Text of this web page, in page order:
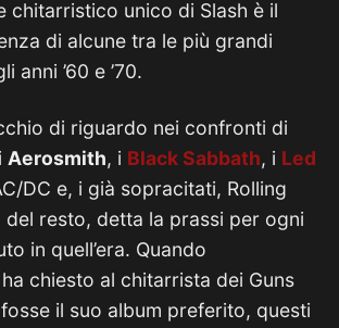
chitarristico unico di Slash è il
di alcune tra le più grandi
anni ’60 e ’70.
di riguardo nei confronti di
Aerosmith, i Black Sabbath, i Led
DC e, i già sopracitati, Rolling
del resto, detta la prassi per ogni
in quell’era. Quando
chiesto al chitarrista dei Guns
fosse il suo album preferito, questi